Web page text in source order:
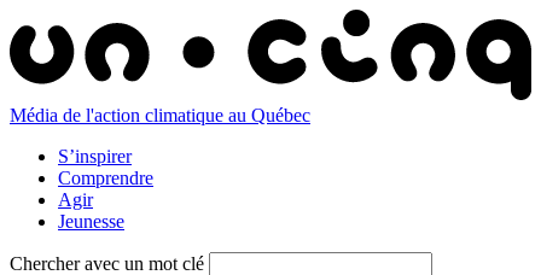
Média de l'action climatique au Québec
S’inspirer
Comprendre
Agir
Jeunesse
Chercher avec un mot clé